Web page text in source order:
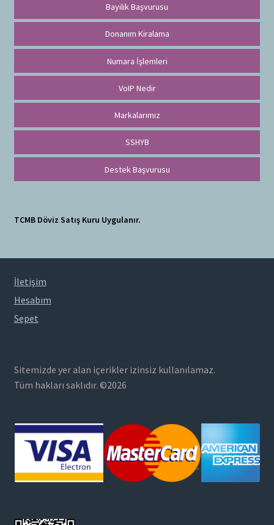
Bayilik Başvurusu
Donanım Kiralama
Numara İşlemleri
VoIP Nedir
Markalarımız
SSHYB
Destek Başvurusu
TCMB Döviz Satış Kuru Uygulanır.
İletişim
Hesabım
Sepet
Sitemizde yer alan içerikler izinsiz kullanılamaz.
Tüm hakları saklıdır. ©2026